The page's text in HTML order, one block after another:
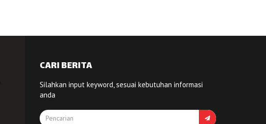
CARI BERITA
Silahkan input keyword, sesuai kebutuhan informasi
anda